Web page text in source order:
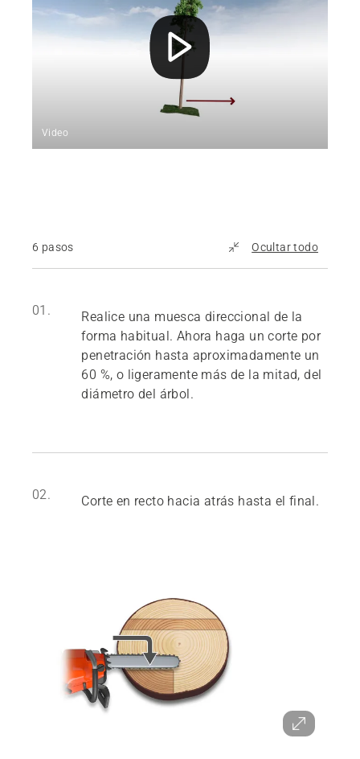
Video
6 pasos Ocultar todo
01.
Realice una muesca direccional de la
forma habitual. Ahora haga un corte por
penetración hasta aproximadamente un
60 %, o ligeramente más de la mitad, del
diámetro del árbol.
02. Corte en recto hacia atrás hasta el final.